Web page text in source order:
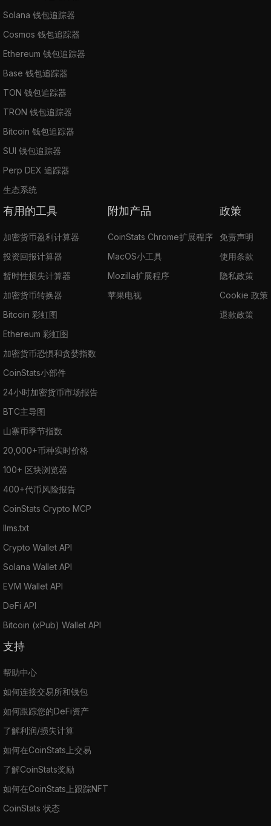
Solana 钱包追踪器
Cosmos 钱包追踪器
Ethereum 钱包追踪器
Base 钱包追踪器
TON 钱包追踪器
TRON 钱包追踪器
Bitcoin 钱包追踪器
SUI 钱包追踪器
Perp DEX 追踪器
生态系统
有用的工具
加密货币盈利计算器
投资回报计算器
暂时性损失计算器
加密货币转换器
Bitcoin 彩虹图
Ethereum 彩虹图
加密货币恐惧和贪婪指数
CoinStats小部件
24小时加密货币市场报告
BTC主导图
山寨币季节指数
20,000+币种实时价格
100+ 区块浏览器
400+代币风险报告
CoinStats Crypto MCP
llms.txt
Crypto Wallet API
Solana Wallet API
EVM Wallet API
DeFi API
Bitcoin (xPub) Wallet API
附加产品
CoinStats Chrome扩展程序
MacOS小工具
Mozilla扩展程序
苹果电视
政策
免责声明
使用条款
隐私政策
Cookie 政策
退款政策
支持
帮助中心
如何连接交易所和钱包
如何跟踪您的DeFi资产
了解利润/损失计算
如何在CoinStats上交易
了解CoinStats奖励
如何在CoinStats上跟踪NFT
CoinStats 状态